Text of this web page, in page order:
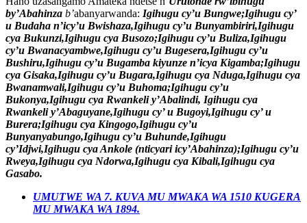
by’Abahinza b’abanyarwanda: Igihugu cy’u Bungwe;Igihugu cy’
u Budaha n’icy’u Bwishaza,Igihugu cy’u Bunyambiriri,Igihugu
cya Bukunzi,Igihugu cya Busozo;Igihugu cy’u Buliza,Igihugu
cy’u Bwanacyambwe,Igihugu cy’u Bugesera,Igihugu cy’u
Bushiru,Igihugu cy’u Bugamba kiyunze n’icya Kigamba;Igihugu
cya Gisaka,Igihugu cy’u Bugara,Igihugu cya Nduga,Igihugu cya
Bwanamwali,Igihugu cy’u Buhoma;Igihugu cy’u
Bukonya,Igihugu cya Rwankeli y’Abalindi, Igihugu cya
Rwankeli y’Abaguyane,Igihugu cy’ u Bugoyi,Igihugu cy’ u
Burera;Igihugu cya Kingogo,Igihugu cy’u
Bunyanyabungo,Igihugu cy’u Buhunde,Igihugu
cy’Idjwi,Igihugu cya Ankole (nticyari icy’Abahinza);Igihugu cy’u
Rweya,Igihugu cya Ndorwa,Igihugu cya Kibali,Igihugu cya
Gasabo.
UMUTWE WA 7. KUVA MU MWAKA WA 1510 KUGERA
MU MWAKA WA 1894.